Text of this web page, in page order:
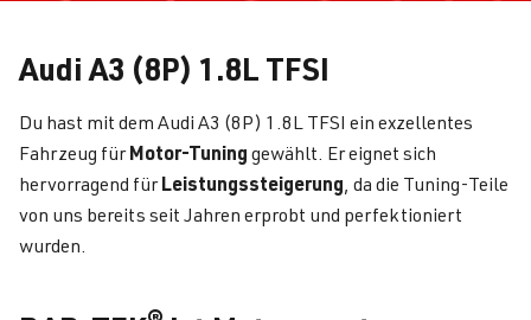
A3 /
S3 /
(8P)
| BJ 01.2007 -
03.2013
Audi A3 (8P) 1.8L TFSI
Du hast mit dem Audi A3 (8P) 1.8L TFSI ein exzellentes
Fahrzeug fürMotor-Tuning gewählt. Er eignet sich
hervorragend fürLeistungssteigerung, da die Tuning-Teile
von uns bereits seit Jahren erprobt und perfektioniert
wurden.